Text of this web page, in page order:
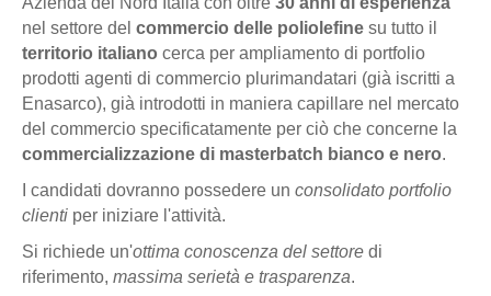
nel settore del commercio delle poliolefine su tutto il
territorio italiano cerca per ampliamento di portfolio
prodotti agenti di commercio plurimandatari (già iscritti a
Enasarco), già introdotti in maniera capillare nel mercato
del commercio specificatamente per ciò che concerne la
commercializzazione di masterbatch bianco e nero.
I candidati dovranno possedere un consolidato portfolio
clienti per iniziare l'attività.
Si richiede un'ottima conoscenza del settore di
riferimento, massima serietà e trasparenza.